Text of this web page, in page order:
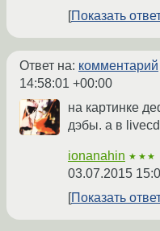
Показать
Ответ на: комментарий
14:58:01 +00:00
на картинке
дэбы. а в
ionanahin ★★★
03.07.2015
Показать